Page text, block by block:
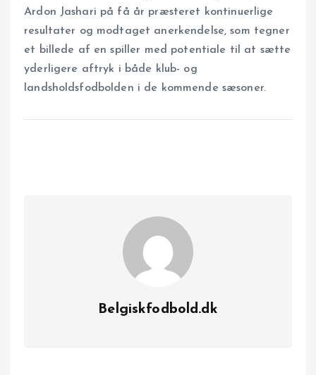
Ardon Jashari på få år præsteret kontinuerlige
resultater og modtaget anerkendelse, som tegner
et billede af en spiller med potentiale til at sætte
yderligere aftryk i både klub- og
landsholdsfodbolden i de kommende sæsoner.
Belgiskfodbold.dk